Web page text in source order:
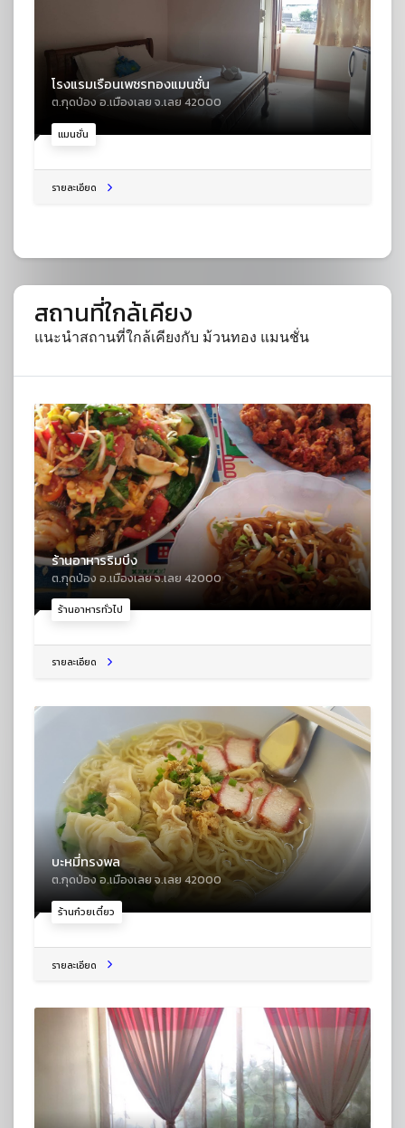
แมนชั่น
โรงแรมเรือนเพชรทองแมนชั่น
ต.กุดป่อง อ.เมืองเลย จ.เลย 42000
รายละเอียด
สถานที่ใกล้เคียง
แนะนำสถานที่ใกล้เคียงกับ ม้วนทอง แมนชั่น
ร้านอาหารทั่วไป
ร้านอาหารริมบึง
ต.กุดป่อง อ.เมืองเลย จ.เลย 42000
รายละเอียด
ร้านก๋วยเตี๋ยว
บะหมี่ทรงพล
ต.กุดป่อง อ.เมืองเลย จ.เลย 42000
รายละเอียด